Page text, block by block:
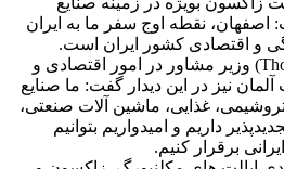
اصفهان، نقطه اوج سفر ما به ایران
و اقتصادی کشور ایران است.
'توماس وونش'(Thomas Wunsh) وزیر مشاور در امور اقتصادی و
نیز در این دیدار گفت: ما صنایع
غذایی، ماشین آلات صنعتی،
داریم و امیدواریم بتوانیم
برقرار کنیم.